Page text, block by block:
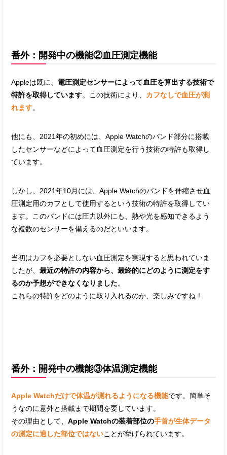
番外：開発中の機能②血圧測定機能
Appleは既に、 電圧測定センサーによって血圧を算出する技術で
特許を取得しています。この技術により、 カフなしで血圧が測
れます。
他にも、2021年の初めには、Apple Watchのバンド部分に搭載
したセンサーなどによって血圧測定を行う技術の特許も取得し
ています。
しかし、2021年10月には、Apple Watchのバンドを伸縮させ血
圧測定用のカフとして使用するという技術の特許を取得してい
ます。このバンドには圧力以外にも、熱や光を感知できるよう
な複数のセンサーを備えるのだといいます。
当初はカフを必要としない血圧測定を実現すると思われていま
したが、最近の特許の内容から、最終的にどのように測定をす
るのか予想ができなくなりました。
これらの特許をどのように取り入れるのか、楽しみですね！
番外：開発中の機能③体温測定機能
Apple Watchだけで体温が測れるようになる機能です。簡単そ
うなのに意外と搭載まで期間を要しています。
その理由として、Apple Watchの装着部位の手首が生体データ
の測定に適した部位ではないことが挙げられています。